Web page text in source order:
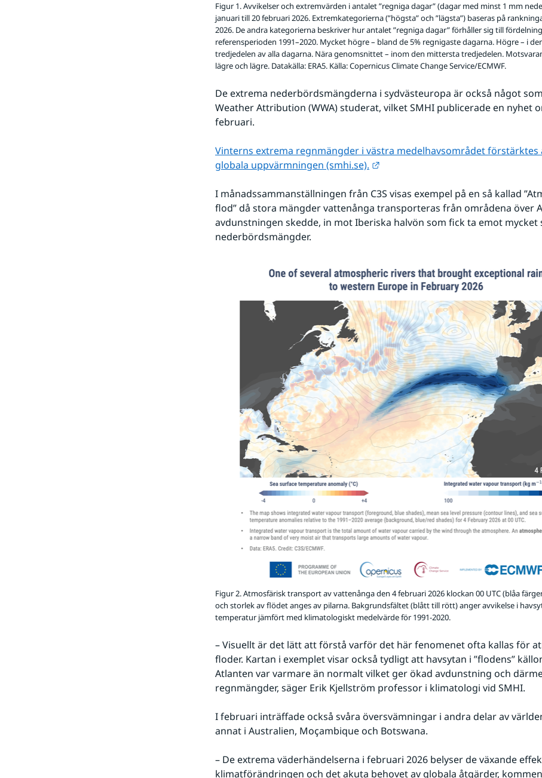
Figur 1. Avvikelser och extremvärden i antalet ”regniga dagar” (dagar med minst 1 mm
januari till 20 februari 2026. Extremkategorierna (”högsta” och ”lägsta”) baseras på
2026. De andra kategorierna beskriver hur antalet ”regniga dagar” förhåller sig till
referensperioden 1991–2020. Mycket högre – bland de 5% regnigaste dagarna. Högre – i
tredjedelen av alla dagarna. Nära genomsnittet – inom den mittersta tredjedelen.
lägre och lägre. Datakälla: ERA5. Källa: Copernicus Climate Change Service/ECMWF.
De extrema nederbördsmängderna i sydvästeuropa är också något
Weather Attribution (WWA) studerat, vilket SMHI publicerade en nyhet
februari.
Vinterns extrema regnmängder i västra medelhavsområdet förstärktes
globala uppvärmningen (smhi.se).
Länk till annan webbplats.
I månadssammanställningen från C3S visas exempel på en så kallad
flod” då stora mängder vattenånga transporteras från områdena över
avdunstningen skedde, in mot Iberiska halvön som fick ta emot mycket
nederbördsmängder.
Figur 2. Atmosfärisk transport av vattenånga den 4 februari 2026 klockan 00 UTC (blåa
och storlek av flödet anges av pilarna. Bakgrundsfältet (blått till rött) anger avvikelse i
temperatur jämfört med klimatologiskt medelvärde för 1991-2020.
– Visuellt är det lätt att förstå varför det här fenomenet ofta kallas för
floder. Kartan i exemplet visar också tydligt att havsytan i ”flodens”
Atlanten var varmare än normalt vilket ger ökad avdunstning och
regnmängder, säger Erik Kjellström professor i klimatologi vid SMHI.
I februari inträffade också svåra översvämningar i andra delar av
annat i Australien, Moçambique och Botswana.
– De extrema väderhändelserna i februari 2026 belyser de växande
klimatförändringen och det akuta behovet av globala åtgärder,